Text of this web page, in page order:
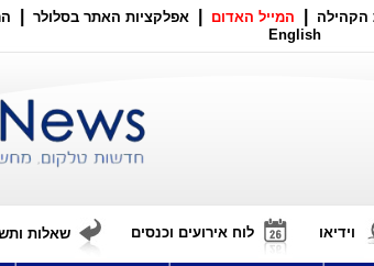
הקהילה המייל האדום אפלקציות האתר בסלולר
English
וידיאו לוח אירועים וכנסים שאלות